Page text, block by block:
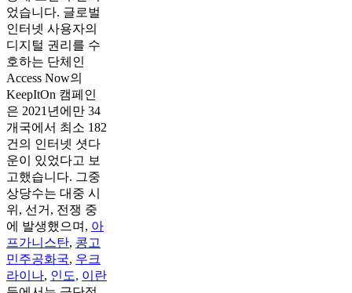
었습니다. 글로벌
인터넷 사용자의
디지털 권리를 수
호하는 단체인
Access Now의
KeepItOn 캠페인
은 2021년에만 34
개국에서 최소 182
건의 인터넷 셧다
운이 있었다고 보
고했습니다. 그중
상당수는 대중 시
위, 선거, 전쟁 중
에 발생했으며, 아
프가니스탄, 콩고
민주공화국, 우크
라이나, 인도, 이란